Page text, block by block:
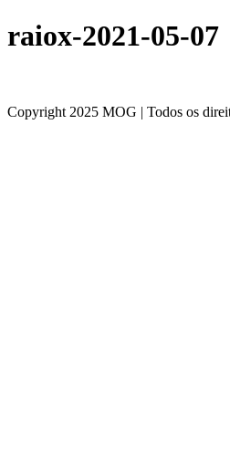
raiox-2021-05-07
Copyright 2025 MOG | Todos os